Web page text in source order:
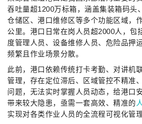
吞吐量超1200万标箱，涵盖集装箱码头
仓储区、港口维修区等多个功能区域，
公里。港口日常在岗人员超2000人，包
度管理人员、设备维修人员、危险品押
频繁且作业场景分散。
此前，港口依赖传统打卡考勤、对讲机
管理，存在定位滞后、区域管控不精准
问题，无法实时掌握人员动态，给港口
带来较大隐患，亟需一套高效、精准的
实现对各类作业人员的全流程可视化管理